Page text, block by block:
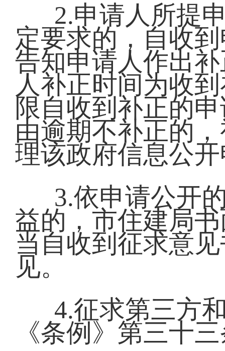
2.申请人所提
定要求的，自收
告知申请人作出
人补正时间为收
限自收到补正的
由逾期不补正的
理该政府信息公
3.依申请公开
益的，市住建局
当自收到征求意
见。
4.征求第三方
《条例》第三十